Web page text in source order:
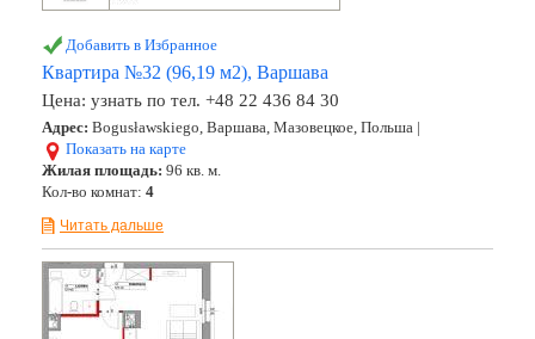
Добавить в Избранное
Квартира №32 (96,19 м2), Варшава
Цена: узнать по тел. +48 22 436 84 30
Адрес: Bogusławskiego, Варшава, Мазовецкое, Польша |
Показать на карте
Жилая площадь: 96 кв. м.
Кол-во комнат: 4
Читать дальше